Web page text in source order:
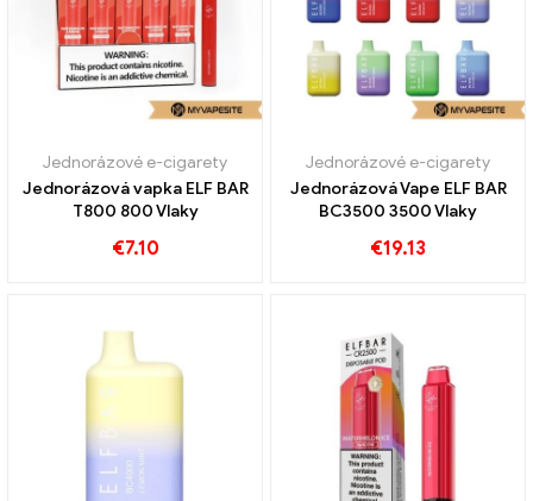
Jednorázové e-cigarety
Jednorázová vapka ELF BAR
T800 800 Vlaky
€7.10
Jednorázové e-cigarety
Jednorázová Vape ELF BAR
BC3500 3500 Vlaky
€19.13